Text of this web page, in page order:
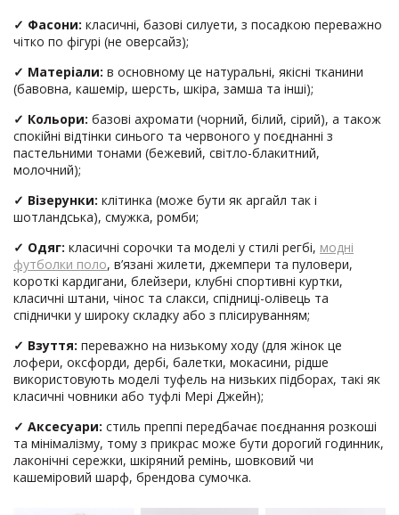
✓ Фасони: класичні, базові силуети, з посадкою переважно
чітко по фігурі (не оверсайз);
✓ Матеріали: в основному це натуральні, якісні тканини
(бавовна, кашемір, шерсть, шкіра, замша та інші);
✓ Кольори: базові ахромати (чорний, білий, сірий), а також
спокійні відтінки синього та червоного у поєднанні з
пастельними тонами (бежевий, світло-блакитний,
молочний);
✓ Візерунки: клітинка (може бути як аргайл так і
шотландська), смужка, ромби;
✓ Одяг: класичні сорочки та моделі у стилі регбі, модні
футболки поло, в’язані жилети, джемпери та пуловери,
короткі кардигани, блейзери, клубні спортивні куртки,
класичні штани, чінос та слакси, спідниці-олівець та
спіднички у широку складку або з плісируванням;
✓ Взуття: переважно на низькому ходу (для жінок це
лофери, оксфорди, дербі, балетки, мокасини, рідше
використовують моделі туфель на низьких підборах, такі як
класичні човники або туфлі Мері Джейн);
✓ Аксесуари: стиль преппі передбачає поєднання розкоші
та мінімалізму, тому з прикрас може бути дорогий годинник,
лаконічні сережки, шкіряний ремінь, шовковий чи
кашеміровий шарф, брендова сумочка.